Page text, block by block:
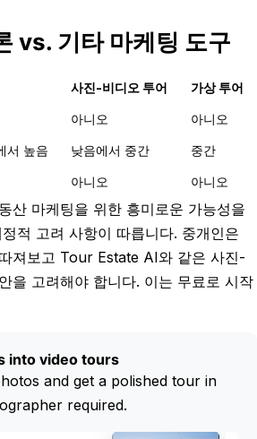
vs. 기타 마케팅 도구
사진-비디오 투어 가상 투어
아니오 아니오
서 높음 낮음에서 중간 중간
아니오 아니오
산 마케팅을 위한 흥미로운 가능성을
적 고려 사항이 따릅니다. 중개인은
져보고 Tour Estate AI와 같은 사진-
을 고려해야 합니다. 이는 무료로 시작
into video tours
and get a polished tour in
required.